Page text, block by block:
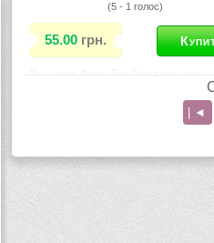
(5 - 1 голос)
55.00 грн.
Хна для бровей и био тату
| ◄